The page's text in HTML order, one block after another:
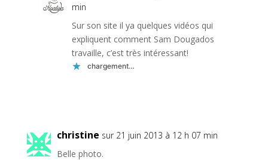
min
Sur son site il ya quelques vidéos qui
expliquent comment Sam Dougados
travaille, c’est très intéressant!
chargement…
christine sur 21 juin 2013 à 12 h 07 min
Belle photo.